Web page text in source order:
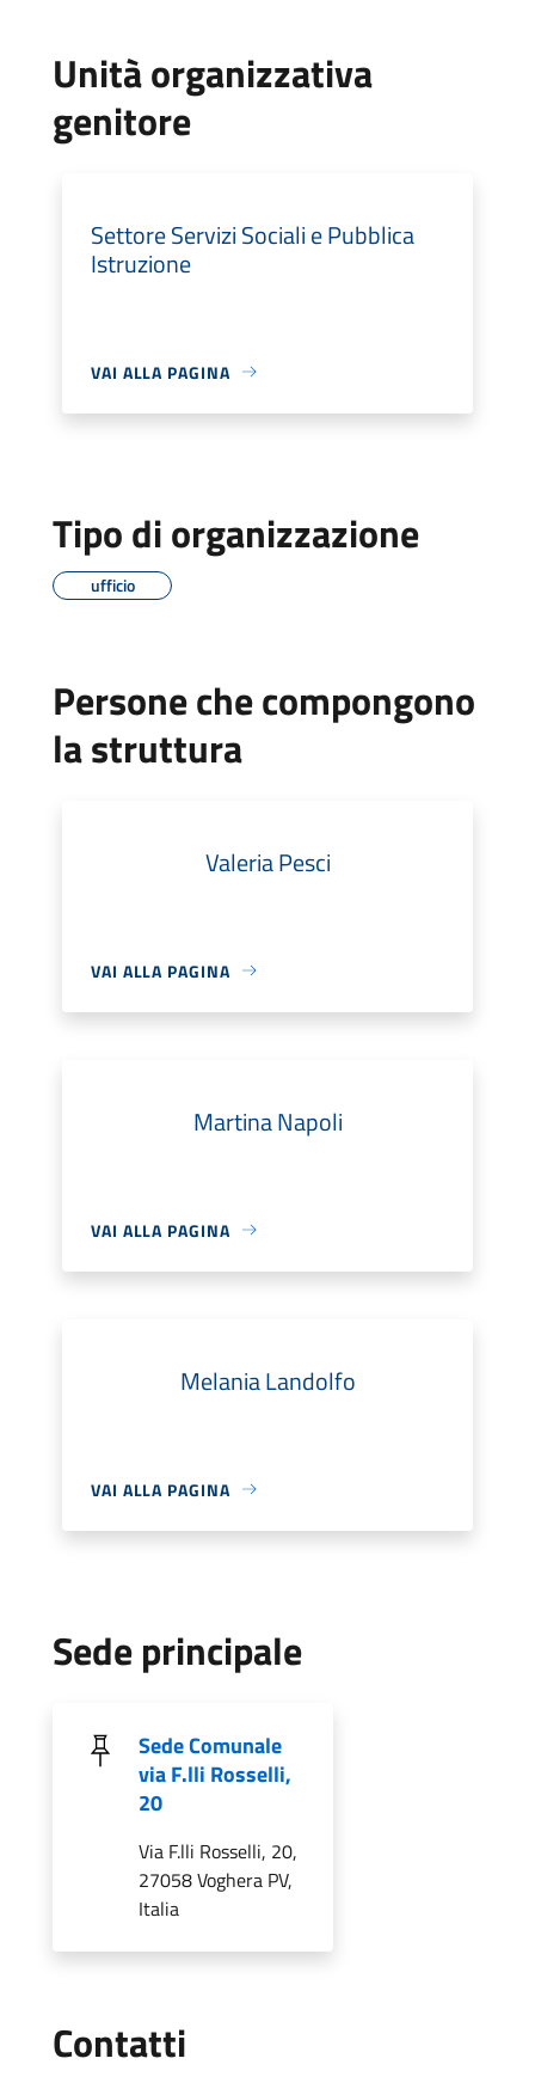
Unità organizzativa
genitore
Settore Servizi Sociali e Pubblica
Istruzione
VAI ALLA PAGINA
Tipo di organizzazione
ufficio
Persone che compongono
la struttura
Valeria Pesci
VAI ALLA PAGINA
Martina Napoli
VAI ALLA PAGINA
Melania Landolfo
VAI ALLA PAGINA
Sede principale
Sede Comunale
via F.lli Rosselli,
20
Via F.lli Rosselli, 20,
27058 Voghera PV,
Italia
Contatti